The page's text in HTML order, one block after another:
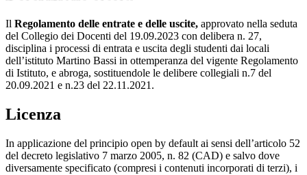
Il Regolamento delle entrate e delle uscite, approvato nella seduta
del Collegio dei Docenti del 19.09.2023 con delibera n. 27,
disciplina i processi di entrata e uscita degli studenti dai locali
dell’istituto Martino Bassi in ottemperanza del vigente Regolamento
di Istituto, e abroga, sostituendole le delibere collegiali n.7 del
20.09.2021 e n.23 del 22.11.2021.
Licenza
In applicazione del principio open by default ai sensi dell’articolo 52
del decreto legislativo 7 marzo 2005, n. 82 (CAD) e salvo dove
diversamente specificato (compresi i contenuti incorporati di terzi), i